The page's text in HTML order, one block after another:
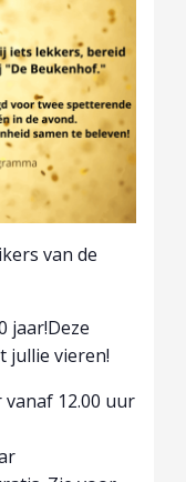
van de
jaar!Deze
jullie vieren!
12.00 uur